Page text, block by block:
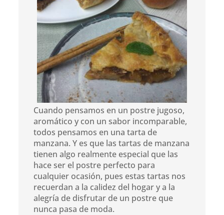
Cuando pensamos en un postre jugoso,
aromático y con un sabor incomparable,
todos pensamos en una tarta de
manzana. Y es que las tartas de manzana
tienen algo realmente especial que las
hace ser el postre perfecto para
cualquier ocasión, pues estas tartas nos
recuerdan a la calidez del hogar y a la
alegría de disfrutar de un postre que
nunca pasa de moda.